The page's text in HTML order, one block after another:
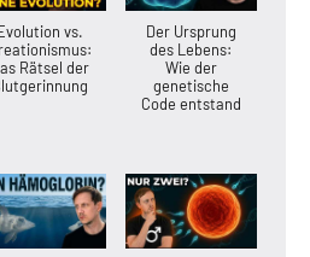
vs.
Rätsel der
Der Ursprung
des Lebens:
Wie der
genetische
Code entstand